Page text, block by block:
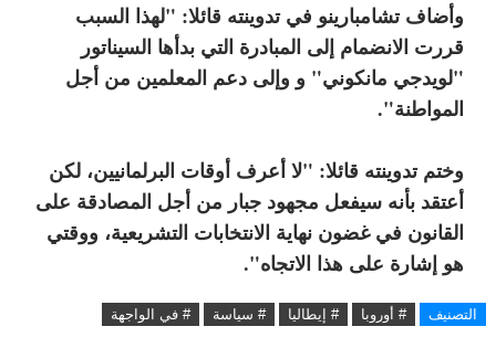
وأضاف تشامبارينو في تدوينته قائلا: "لهذا السبب
قررت الانضمام إلى المبادرة التي بدأها السيناتور
"لويدجي مانكوني" و وإلى دعم المعلمين من أجل
المواطنة".
وختم تدوينته قائلا: "لا أعرف أوقات البرلمانيين، لكن
أعتقد بأنه سيفعل مجهود جبار من أجل المصادقة على
القانون في غضون نهاية الانتخابات التشريعية، ووقتي
هو إشارة على هذا الاتجاه".
التصنيف # أوروبا # إيطاليا # سياسة # في الواجهة